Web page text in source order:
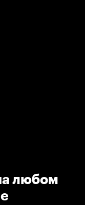
любом